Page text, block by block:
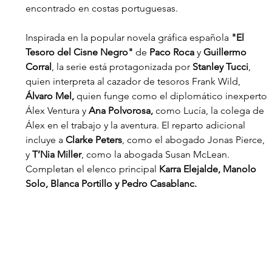
encontrado en costas portuguesas.
Inspirada en la popular novela gráfica española "El
Tesoro del Cisne Negro" de Paco Roca y Guillermo
Corral , la serie está protagonizada por Stanley Tucci
quien interpreta al cazador de tesoros Frank Wild,
Álvaro Mel, quien funge como el diplomático inexperto
Álex Ventura y Ana Polvorosa, como Lucía, la colega de
Álex en el trabajo y la aventura. El reparto adicional
incluye a Clarke Peters , como el abogado Jonas Pierce,
y T’Nia Miller, como la abogada Susan McLean.
Completan el elenco principal Karra Elejalde, Manolo
Solo, Blanca Portillo y Pedro Casablanc.